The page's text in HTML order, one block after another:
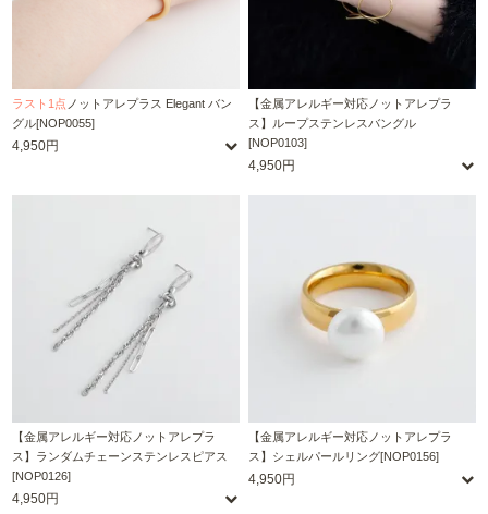
ラスト1点 ノットアレプラス Elegant バン
グル[NOP0055]
4,950円
【金属アレルギー対応ノットアレプラ
ス】ループステンレスバングル
[NOP0103]
4,950円
【金属アレルギー対応ノットアレプラ
ス】ランダムチェーンステンレスピアス
[NOP0126]
4,950円
【金属アレルギー対応ノットアレプラ
ス】シェルパールリング[NOP0156]
4,950円